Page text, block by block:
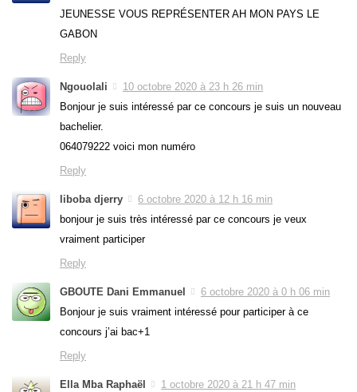
JEUNESSE VOUS REPRÉSENTER AH MON PAYS LE
GABON
Reply
Ngouolali
10 octobre 2020 à 23 h 26 min
Bonjour je suis intéressé par ce concours je suis un nouveau
bachelier.
064079222 voici mon numéro
Reply
liboba djerry
6 octobre 2020 à 12 h 16 min
bonjour je suis très intéressé par ce concours je veux
vraiment participer
Reply
GBOUTE Dani Emmanuel
6 octobre 2020 à 0 h 06 min
Bonjour je suis vraiment intéressé pour participer à ce
concours j’ai bac+1
Reply
Ella Mba Raphaël
1 octobre 2020 à 21 h 47 min